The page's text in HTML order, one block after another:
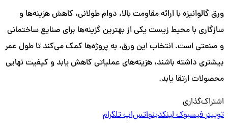
ورق گالوانیزه با ارائه مقاومت بالا، دوام طولانی، کاهش هزینه‌ها و
سازگاری با محیط زیست یکی از بهترین گزینه‌ها برای صنایع ساختمانی
و صنعتی است. انتخاب این ورق، به پروژه‌ها کمک می‌کند تا طول عمر
بیشتری داشته باشند، هزینه‌های عملیاتی کاهش یابد و کیفیت نهایی
محصولات ارتقا یابد.
اشتراک‌گذاری
توییترفیسبوکلینکدینواتس‌اپتلگرام